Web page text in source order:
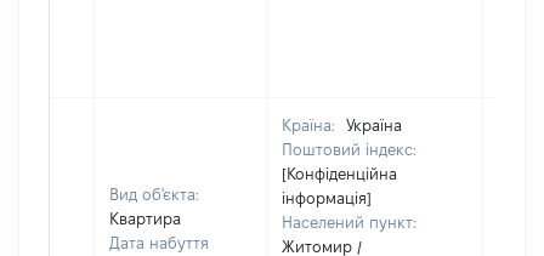
Вид об'єкта:
Квартира
Дата набуття
Країна:
Україна
Поштовий індекс:
[Конфіденційна
інформація]
Населений пункт:
Житомир /